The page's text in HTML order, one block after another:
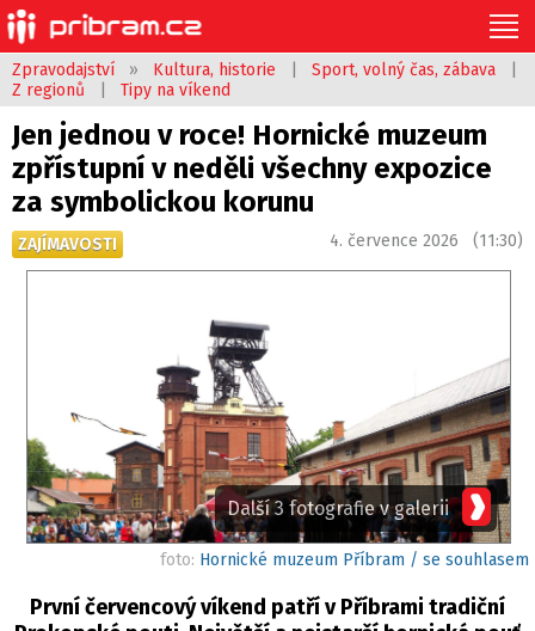
Zpravodajství » Kultura, historie Sport, volný čas, zábava
Z regionů
Tipy na víkend
Jen jednou v roce! Hornické muzeum
zpřístupní v neděli všechny expozice
za symbolickou korunu
ZAJÍMAVOSTI 4. července 2026 (11:30)
Další 3 fotografie v galerii
foto: Hornické muzeum Příbram / se souhlasem
První červencový víkend patří v Příbrami tradiční